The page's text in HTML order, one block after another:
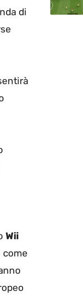
di
Wii